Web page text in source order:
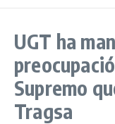
UGT ha
Supremo
Tragsa